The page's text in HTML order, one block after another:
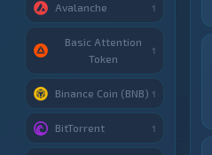
Avalanche 1
Basic Attention
Token
1
Binance Coin (BNB) 1
BitTorrent 1